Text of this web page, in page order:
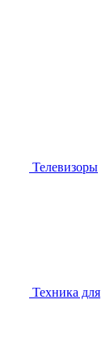
Телевизоры
Техника для